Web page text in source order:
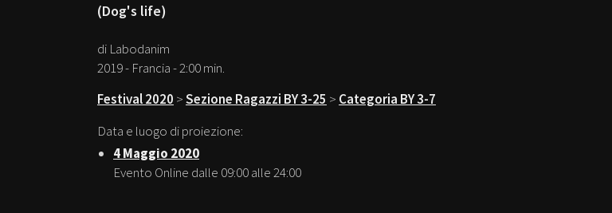
(Dog's life)
di Labodanim
2019 - Francia - 2:00 min.
Festival 2020 >Sezione Ragazzi BY 3-25 > Categoria BY 3-7
Data e luogo di proiezione:
4 Maggio 2020
Evento Online dalle 09:00 alle 24:00